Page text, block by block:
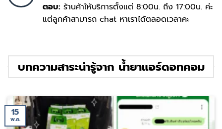
ตอบ: ร้านค้าให้บริการตั้งแต่ 8:00น. ถึง 17:00น. ค่ะ
แต่ลูกค้าสามารถ chat หาเราได้ตลอดเวลาคะ
บทความสาระน่ารู้จาก น้ำยาแอร์ดอทคอม
15
พ.ค.